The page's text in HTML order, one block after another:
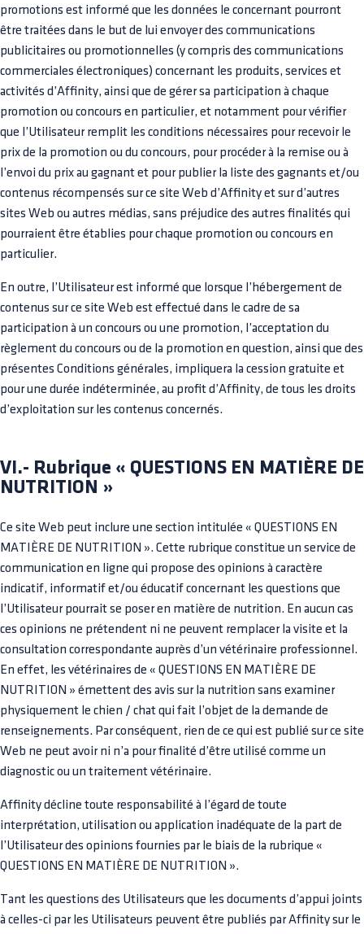
promotions est informé que les données le concernant pourront
être traitées dans le but de lui envoyer des communications
publicitaires ou promotionnelles (y compris des communications
commerciales électroniques) concernant les produits, services et
activités d’Affinity, ainsi que de gérer sa participation à chaque
promotion ou concours en particulier, et notamment pour vérifier
que l’Utilisateur remplit les conditions nécessaires pour recevoir le
prix de la promotion ou du concours, pour procéder à la remise ou à
l’envoi du prix au gagnant et pour publier la liste des gagnants et/ou
contenus récompensés sur ce site Web d’Affinity et sur d’autres
sites Web ou autres médias, sans préjudice des autres finalités qui
pourraient être établies pour chaque promotion ou concours en
particulier.
En outre, l’Utilisateur est informé que lorsque l’hébergement de
contenus sur ce site Web est effectué dans le cadre de sa
participation à un concours ou une promotion, l’acceptation du
règlement du concours ou de la promotion en question, ainsi que des
présentes Conditions générales, impliquera la cession gratuite et
pour une durée indéterminée, au profit d’Affinity, de tous les droits
d’exploitation sur les contenus concernés.
VI.- Rubrique « QUESTIONS EN MATIÈRE DE
NUTRITION »
Ce site Web peut inclure une section intitulée « QUESTIONS EN
MATIÈRE DE NUTRITION ». Cette rubrique constitue un service de
communication en ligne qui propose des opinions à caractère
indicatif, informatif et/ou éducatif concernant les questions que
l’Utilisateur pourrait se poser en matière de nutrition. En aucun cas
ces opinions ne prétendent ni ne peuvent remplacer la visite et la
consultation correspondante auprès d’un vétérinaire professionnel.
En effet, les vétérinaires de « QUESTIONS EN MATIÈRE DE
NUTRITION » émettent des avis sur la nutrition sans examiner
physiquement le chien / chat qui fait l’objet de la demande de
renseignements. Par conséquent, rien de ce qui est publié sur ce site
Web ne peut avoir ni n’a pour finalité d’être utilisé comme un
diagnostic ou un traitement vétérinaire.
Affinity décline toute responsabilité à l’égard de toute
interprétation, utilisation ou application inadéquate de la part de
l’Utilisateur des opinions fournies par le biais de la rubrique «
QUESTIONS EN MATIÈRE DE NUTRITION ».
Tant les questions des Utilisateurs que les documents d’appui joints
à celles-ci par les Utilisateurs peuvent être publiés par Affinity sur le